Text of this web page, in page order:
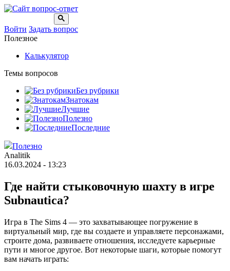
Войти Задать вопрос
Полезное
Калькулятор
Темы вопросов
Без рубрики
Знатокам
Лучшие
Полезно
Последние
Полезно
Analitik
16.03.2024 - 13:23
Где найти стыковочную шахту в игре
Subnautica?
Игра в The Sims 4 — это захватывающее погружение в
виртуальный мир, где вы создаете и управляете персонажами,
строите дома, развиваете отношения, исследуете карьерные
пути и многое другое. Вот некоторые шаги, которые помогут
вам начать играть: